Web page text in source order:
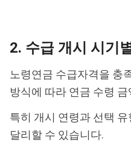
2. 수급 개시 시기
노령연금 수급자격을 충
방식에 따라 연금 수령
특히 개시 연령과 선택
달리할 수 있습니다.